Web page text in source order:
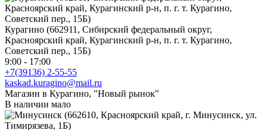
Курагино (662911, Сибирский федеральный округ,
Красноярский край, Курагинский р-н, п. г. т. Курагино,
Советский пер., 15Б)
9:00 - 17:00
+7(39136) 2-55-55
kaskad.kuragino@mail.ru
Магазин в Курагино, "Новый рынок"
В наличии мало